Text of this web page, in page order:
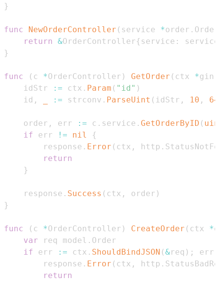
}
func NewOrderController ( service *order .
return
&OrderController{ service :
service
}
func ( c *OrderController ) GetOrder ( ctx *gin
    idStr
:= ctx . Param ( "id" )
    id
, := strconv . ParseUint ( idStr , 10 , 64
    order
, err := c . service . GetOrderByID (
if err != nil
{
        response
. Error ( ctx , http .
return
}
    response
. Success ( ctx , order )
}
func ( c *OrderController ) CreateOrder ( ctx *
var req model .
if err := ctx . ShouldBindJSON (&req ) ;
err
        response
. Error ( ctx , http .
return